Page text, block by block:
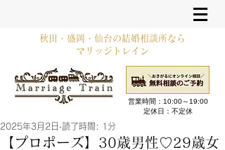
秋田・盛岡・仙台の結婚相談所なら
マリッジトレイン
営業時間：10:00～19:00​
定休日：不定休
【プロポーズ】30歳男性♡29歳女
2025年3月2日 読了時間: 1分